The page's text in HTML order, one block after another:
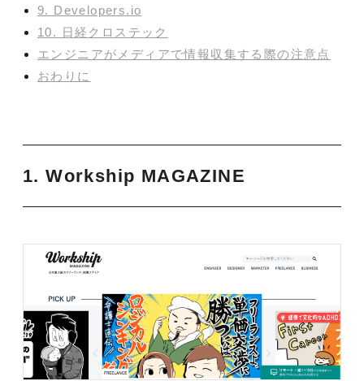
9. Developers.io
10. 日経クロステック
エンジニアがメディアで情報収集する際の注意点
おわりに
1. Workship MAGAZINE